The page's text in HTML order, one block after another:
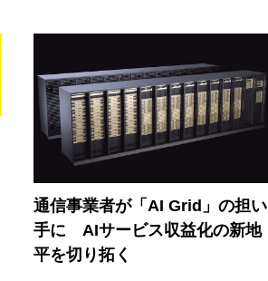
通信事業者が「AI Grid」の担い
手に AIサービス収益化の新地
平を切り拓く